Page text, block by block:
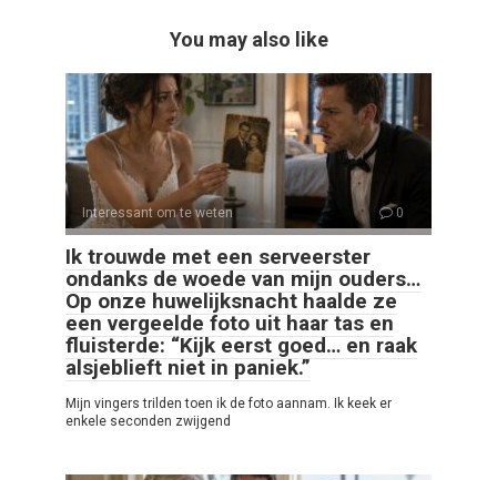
You may also like
Interessant om te weten 0
Ik trouwde met een serveerster
ondanks de woede van mijn ouders…
Op onze huwelijksnacht haalde ze
een vergeelde foto uit haar tas en
fluisterde: “Kijk eerst goed… en raak
alsjeblieft niet in paniek.”
Mijn vingers trilden toen ik de foto aannam. Ik keek er
enkele seconden zwijgend